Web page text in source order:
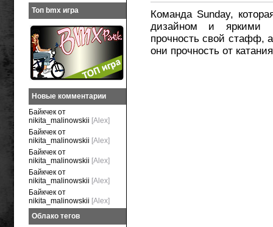
Команда Sunday,
дизайном и яркими
прочность свой стафф,
они прочность от
Топ bmx игра
Новые комментарии
Байкчек от
nikita_malinowskii [Alex]
Байкчек от
nikita_malinowskii [Alex]
Байкчек от
nikita_malinowskii [Alex]
Байкчек от
nikita_malinowskii [Alex]
Байкчек от
nikita_malinowskii [Alex]
Облако тегов